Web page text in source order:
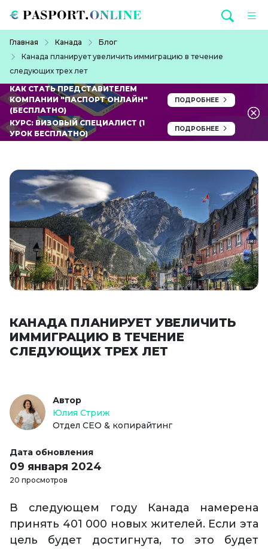
Главная Канада
Блог
Канада планирует увеличить иммиграцию в течение
следующих трех лет
КАК СТАТЬ ПРЕДСТАВИТЕЛЕМ
КОМПАНИИ "ПАСПОРТ ОНЛАЙН"
(БЕСПЛАТНО)
ПОДРОБНЕЕ
КУРС: ВИЗОВЫЙ СПЕЦИАЛИСТ (1
УРОК БЕСПЛАТНО)
ПОДРОБНЕЕ
КАНАДА ПЛАНИРУЕТ УВЕЛИЧИТЬ
ИММИГРАЦИЮ В ТЕЧЕНИЕ
СЛЕДУЮЩИХ ТРЕХ ЛЕТ
Автор
Юлия Стриж
Отдел СЕО & копирайтинг
Дата обновления
09 января 2024
20 просмотров
В следующем году Канада намерена
принять 401 000 новых жителей. Если эта
цель будет достигнута, то это будет